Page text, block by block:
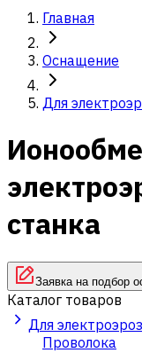
Главная
Оснащение
Для
станка
Заявка на подбор
Каталог товаров
Для
Проволока